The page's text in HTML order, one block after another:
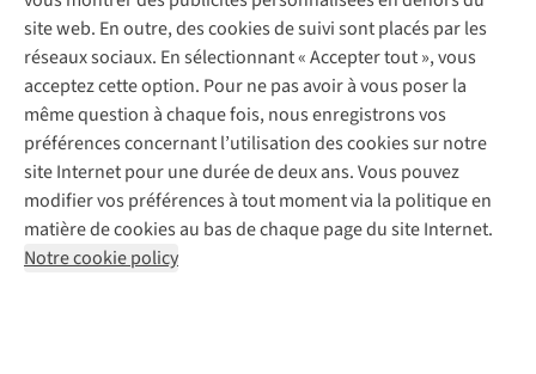
site web. En outre, des cookies de suivi sont placés par les
réseaux sociaux. En sélectionnant « Accepter tout », vous
acceptez cette option. Pour ne pas avoir à vous poser la
même question à chaque fois, nous enregistrons vos
préférences concernant l’utilisation des cookies sur notre
site Internet pour une durée de deux ans. Vous pouvez
modifier vos préférences à tout moment via la politique en
matière de cookies au bas de chaque page du site Internet.
Notre cookie policy
Retouches
Pour les entreprises
Suivez-nous
Mentions légales
Politique de confidentialité
Conditions générales
Cookie Policy